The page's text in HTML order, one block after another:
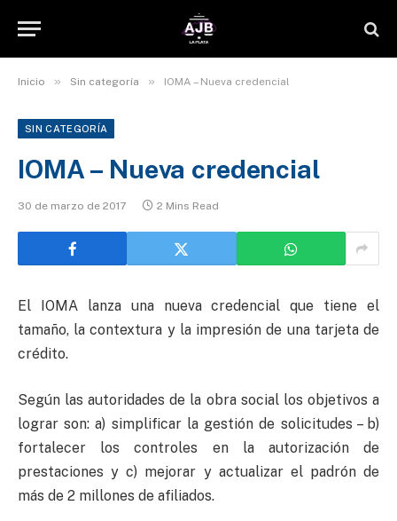
Inicio » Sin categoría » IOMA – Nueva credencial
SIN CATEGORÍA
IOMA – Nueva credencial
30 de marzo de 2017 2 Mins Read
El IOMA lanza una nueva credencial que tiene el
tamaño, la contextura y la impresión de una tarjeta de
crédito.
Según las autoridades de la obra social los objetivos a
lograr son: a) simplificar la gestión de solicitudes – b)
fortalecer los controles en la autorización de
prestaciones y c) mejorar y actualizar el padrón de
más de 2 millones de afiliados.